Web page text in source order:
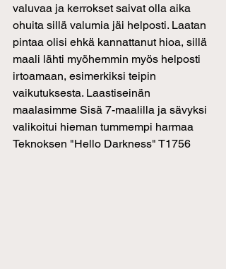
valuvaa ja kerrokset saivat olla aika
ohuita sillä valumia jäi helposti. Laatan
pintaa olisi ehkä kannattanut hioa, sillä
maali lähti myöhemmin myös helposti
irtoamaan, esimerkiksi teipin
vaikutuksesta. Laastiseinän
maalasimme Sisä 7-maalilla ja sävyksi
valikoitui hieman tummempi harmaa
Teknoksen "Hello Darkness" T1756